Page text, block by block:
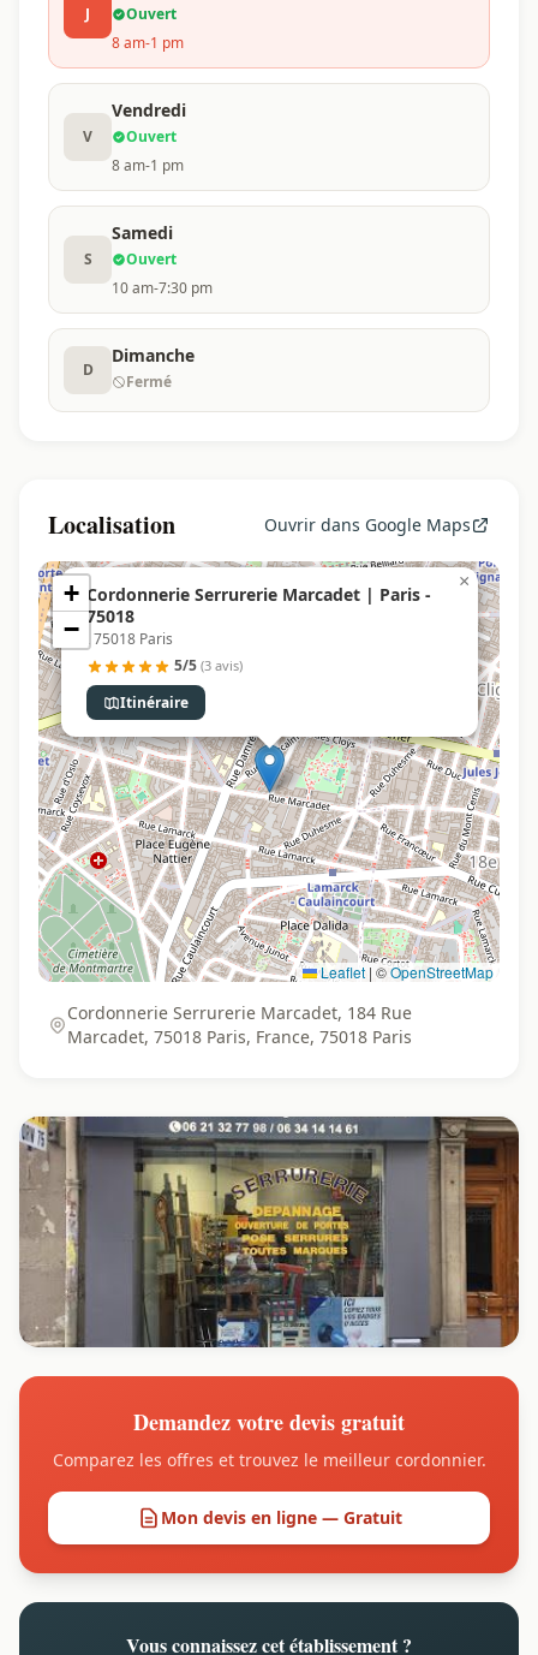
J
Ouvert
8 am-1 pm
V
Vendredi
Ouvert
8 am-1 pm
S
Samedi
Ouvert
10 am-7:30 pm
D
Dimanche
Fermé
Localisation Ouvrir dans Google Maps
Cordonnerie Serrurerie Marcadet | Paris -
75018
, 75018 Paris
5/5 (3 avis)
Itinéraire
×
+
−
Leaflet | ©OpenStreetMap
Cordonnerie Serrurerie Marcadet, 184 Rue
Marcadet, 75018 Paris, France, 75018 Paris
Demandez votre devis gratuit
Comparez les offres et trouvez le meilleur cordonnier.
Mon devis en ligne — Gratuit
Vous connaissez cet établissement ?